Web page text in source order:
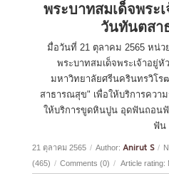
พระบาทสมเด็จพระ
วันทันตสา
มื่อวันที่ 21 ตุลาคม 2565 หน่
พระบาทสมเด็จพระเจ้าอยู่
มหาวิทยาลัยศรีนครินทรวิโร
สาธารณสุข" เพื่อให้บริการควา
ให้บริการขูดหินปูน อุดฟันถอน
ฟัน
21 ตุลาคม 2565 / Author: Anirut S /
(465) / Comments (0) / Article rating: